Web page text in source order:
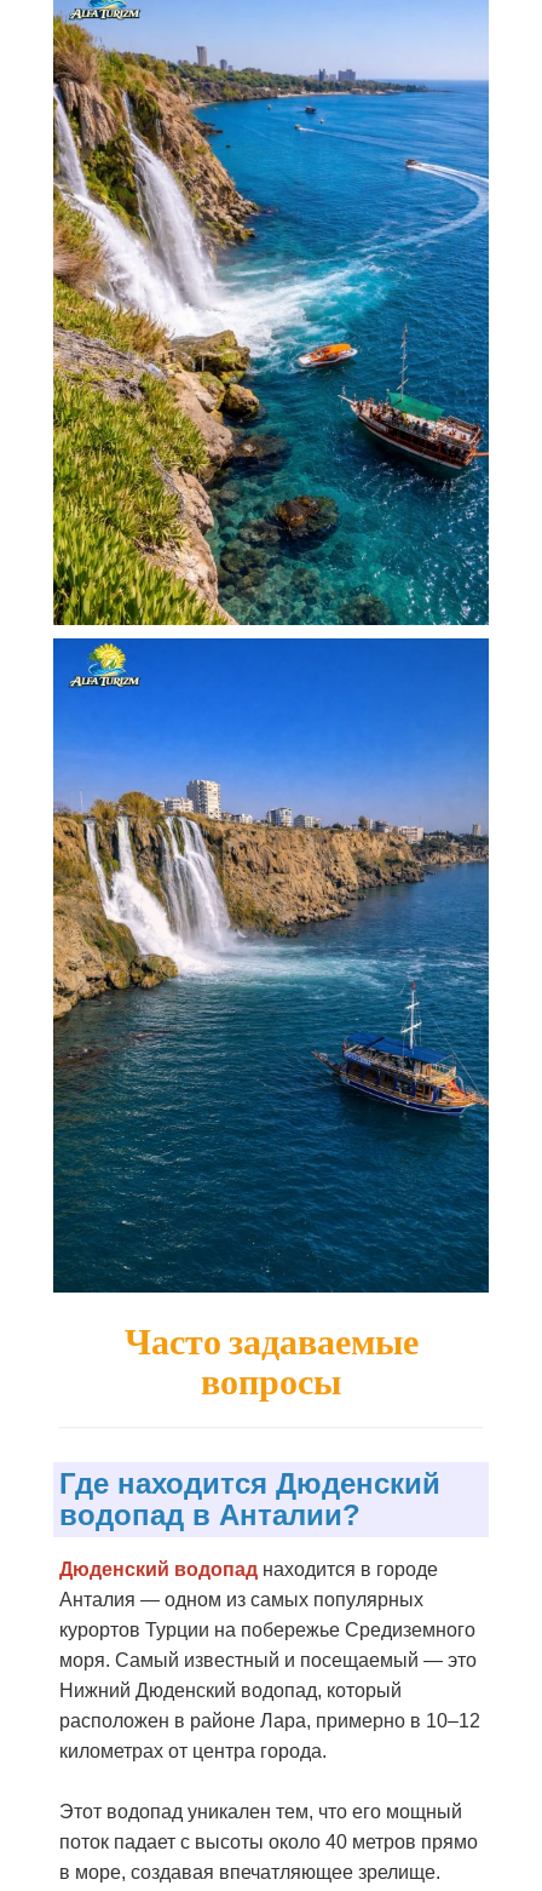
Где находится Дюденский
водопад в Анталии?
Часто задаваемые
вопросы
Дюденский водопад находится в городе
Анталия — одном из самых популярных
курортов Турции на побережье Средиземного
моря. Самый известный и посещаемый — это
Нижний Дюденский водопад, который
расположен в районе Лара, примерно в 10–12
километрах от центра города.
Этот водопад уникален тем, что его мощный
поток падает с высоты около 40 метров прямо
в море, создавая впечатляющее зрелище.